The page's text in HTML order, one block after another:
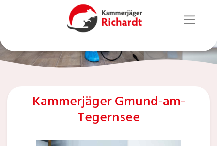
Kammerjäger Gmund-am-
Tegernsee